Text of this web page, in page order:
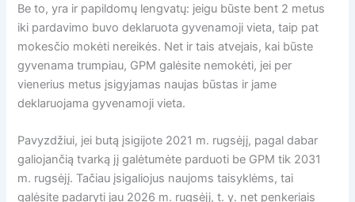
Be to, yra ir papildomų lengvatų: jeigu būste bent 2 metus
iki pardavimo buvo deklaruota gyvenamoji vieta, taip pat
mokesčio mokėti nereikės. Net ir tais atvejais, kai būste
gyvenama trumpiau, GPM galėsite nemokėti, jei per
vienerius metus įsigyjamas naujas būstas ir jame
deklaruojama gyvenamoji vieta.
Pavyzdžiui, jei butą įsigijote 2021 m. rugsėjį, pagal dabar
galiojančią tvarką jį galėtumėte parduoti be GPM tik 2031
m. rugsėjį. Tačiau įsigaliojus naujoms taisyklėms, tai
galėsite padaryti jau 2026 m. rugsėjį, t. y. net penkeriais